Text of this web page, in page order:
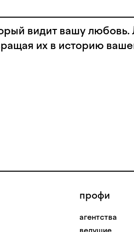
видит вашу
их в историю
профи
агентства